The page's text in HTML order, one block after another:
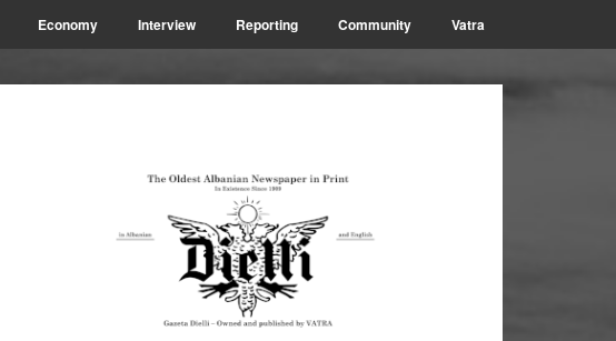
Economy Interview Reporting Community Vatra